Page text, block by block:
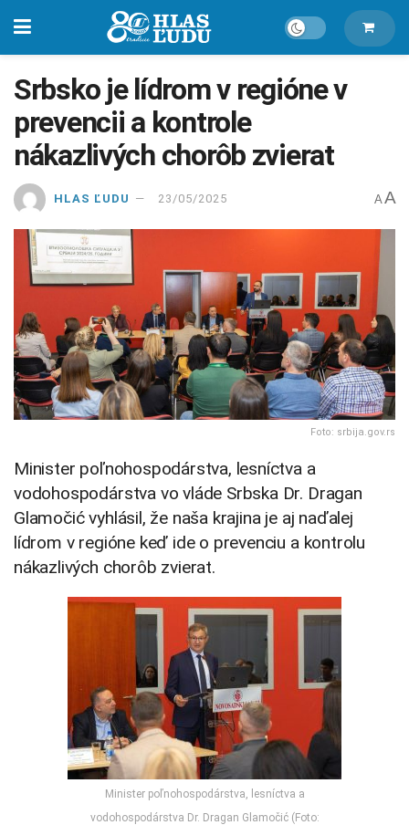
Srbsko je lídrom v regióne v
prevencii a kontrole
nákazlivých chorôb zvierat
HLAS ĽUDU 23/05/2025 A A
Foto: srbija.gov.rs
Minister poľnohospodárstva, lesníctva a
vodohospodárstva vo vláde Srbska Dr. Dragan
Glamočić vyhlásil, že naša krajina je aj naďalej
lídrom v regióne keď ide o prevenciu a kontrolu
nákazlivých chorôb zvierat.
Minister poľnohospodárstva, lesníctva a
vodohospodárstva Dr. Dragan Glamočić (Foto: